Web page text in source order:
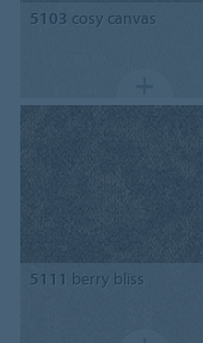
5103 cosy canvas
5111 berry bliss